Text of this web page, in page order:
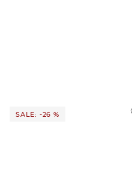
SALE: -26 %